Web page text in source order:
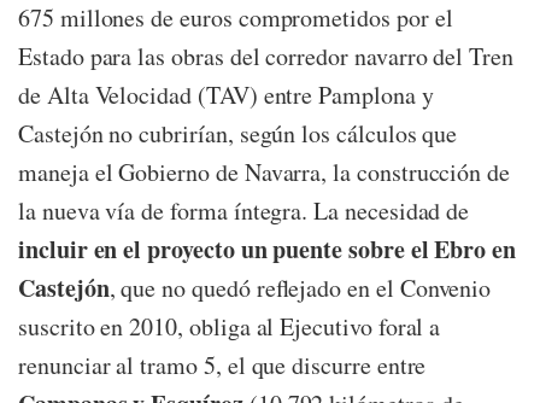
675 millones de euros comprometidos por el
Estado para las obras del corredor navarro del Tren
de Alta Velocidad (TAV) entre Pamplona y
Castejón no cubrirían, según los cálculos que
maneja el Gobierno de Navarra, la construcción de
la nueva vía de forma íntegra. La necesidad de
incluir en el proyecto un puente sobre el Ebro en
Castejón, que no quedó reflejado en el Convenio
suscrito en 2010, obliga al Ejecutivo foral a
renunciar al tramo 5, el que discurre entre